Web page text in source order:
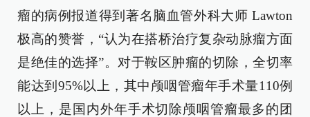
瘤的病例报道得到著名脑血管外科大师 Lawton
极高的赞誉，“认为在搭桥治疗复杂动脉瘤方面
是绝佳的选择”。对于鞍区肿瘤的切除，全切率
能达到95%以上，其中颅咽管瘤年手术量110例
以上，是国内外年手术切除颅咽管瘤最多的团